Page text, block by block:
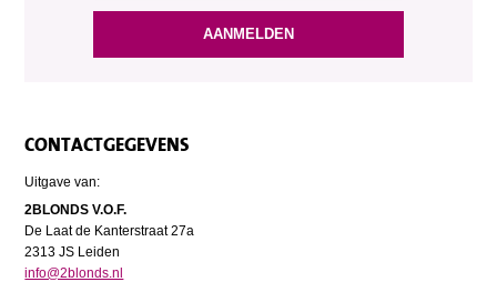
CONTACTGEGEVENS
Uitgave van:
2BLONDS V.O.F.
De Laat de Kanterstraat 27a
2313 JS Leiden
info@2blonds.nl